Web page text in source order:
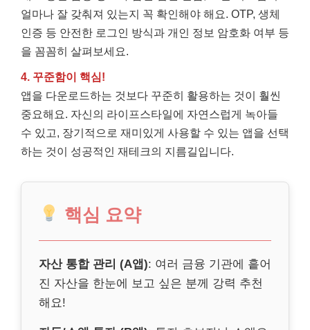
얼마나 잘 갖춰져 있는지 꼭 확인해야 해요. OTP, 생체
인증 등 안전한 로그인 방식과 개인 정보 암호화 여부 등
을 꼼꼼히 살펴보세요.
4. 꾸준함이 핵심!
앱을 다운로드하는 것보다 꾸준히 활용하는 것이 훨씬
중요해요. 자신의 라이프스타일에 자연스럽게 녹아들
수 있고, 장기적으로 재미있게 사용할 수 있는 앱을 선택
하는 것이 성공적인 재테크의 지름길입니다.
핵심 요약
자산 통합 관리 (A앱): 여러 금융 기관에 흩어
진 자산을 한눈에 보고 싶은 분께 강력 추천
해요!